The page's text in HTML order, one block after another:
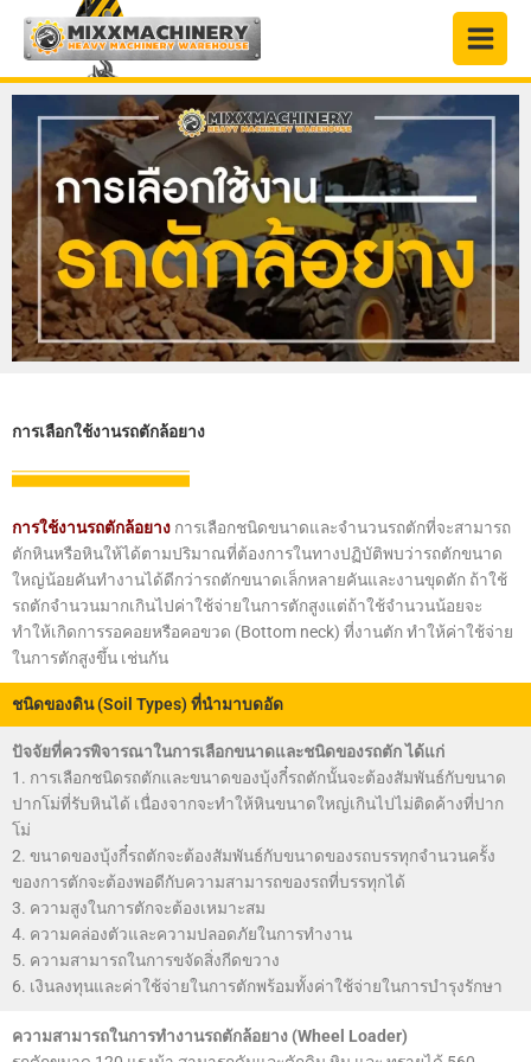
content
การเลือกใช้งานรถตักล้อยาง
การใช้งานรถตักล้อยาง การเลือกชนิดขนาดและจำนวนรถตักที่จะสามารถ
ตักหินหรือหินให้ได้ตามปริมาณที่ต้องการในทางปฏิบัติพบว่ารถตักขนาด
ใหญ่น้อยคันทำงานได้ดีกว่ารถตักขนาดเล็กหลายคันและงานขุดตัก ถ้าใช้
รถตักจำนวนมากเกินไปค่าใช้จ่ายในการตักสูงแต่ถ้าใช้จำนวนน้อยจะ
ทำให้เกิดการรอคอยหรือคอขวด (Bottom neck) ที่งานตัก ทำให้ค่าใช้จ่าย
ในการตักสูงขึ้น เช่นกัน
ชนิดของดิน (Soil Types) ที่นำมาบดอัด
ปัจจัยที่ควรพิจารณาในการเลือกขนาดและชนิดของรถตัก ได้แก่
1. การเลือกชนิดรถตักและขนาดของบุ้งกี๋รถตักนั้นจะต้องสัมพันธ์กับขนาด
ปากโม่ที่รับหินได้ เนื่องจากจะทำให้หินขนาดใหญ่เกินไปไม่ติดค้างที่ปาก
โม่
2. ขนาดของบุ้งกี๋รถตักจะต้องสัมพันธ์กับขนาดของรถบรรทุกจำนวนครั้ง
ของการตักจะต้องพอดีกับความสามารถของรถที่บรรทุกได้
3. ความสูงในการตักจะต้องเหมาะสม
4. ความคล่องตัวและความปลอดภัยในการทำงาน
5. ความสามารถในการขจัดสิ่งกีดขวาง
6. เงินลงทุนและค่าใช้จ่ายในการตักพร้อมทั้งค่าใช้จ่ายในการบำรุงรักษา
ความสามารถในการทำงานรถตักล้อยาง (Wheel Loader)